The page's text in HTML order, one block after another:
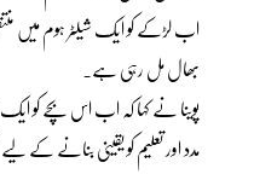
اب لڑکے کو ایک شیلٹر ہوم میں
بھال مل رہی ہے۔
پوینا نے کہا کہ اب اس بچے کو
مدد اور تعلیم کو یقینی بنانے